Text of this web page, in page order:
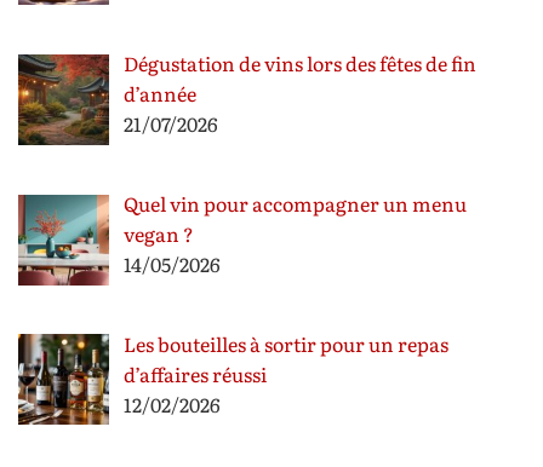
Dégustation de vins lors des fêtes de fin
d’année
21/07/2026
Quel vin pour accompagner un menu
vegan ?
14/05/2026
Les bouteilles à sortir pour un repas
d’affaires réussi
12/02/2026